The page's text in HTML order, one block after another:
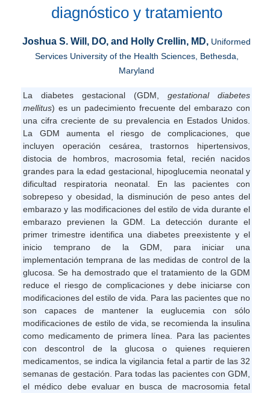
diagnóstico y tratamiento
Joshua S. Will, DO, and Holly Crellin, MD, Uniformed
Services University of the Health Sciences, Bethesda,
Maryland
La diabetes gestacional (GDM, gestational diabetes
mellitus) es un padecimiento frecuente del embarazo con
una cifra creciente de su prevalencia en Estados Unidos.
La GDM aumenta el riesgo de complicaciones, que
incluyen operación cesárea, trastornos hipertensivos,
distocia de hombros, macrosomia fetal, recién nacidos
grandes para la edad gestacional, hipoglucemia neonatal y
dificultad respiratoria neonatal. En las pacientes con
sobrepeso y obesidad, la disminución de peso antes del
embarazo y las modificaciones del estilo de vida durante el
embarazo previenen la GDM. La detección durante el
primer trimestre identifica una diabetes preexistente y el
inicio temprano de la GDM, para iniciar una
implementación temprana de las medidas de control de la
glucosa. Se ha demostrado que el tratamiento de la GDM
reduce el riesgo de complicaciones y debe iniciarse con
modificaciones del estilo de vida. Para las pacientes que no
son capaces de mantener la euglucemia con sólo
modificaciones de estilo de vida, se recomienda la insulina
como medicamento de primera línea. Para las pacientes
con descontrol de la glucosa o quienes requieren
medicamentos, se indica la vigilancia fetal a partir de las 32
semanas de gestación. Para todas las pacientes con GDM,
el médico debe evaluar en busca de macrosomia fetal